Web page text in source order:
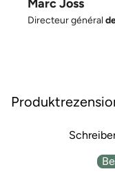
Marc Joss
Directeur général